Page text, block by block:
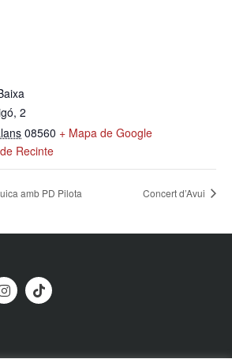
2
08560 + Mapa de Google
Recinte
amb PD Pilota Concert d’Avui